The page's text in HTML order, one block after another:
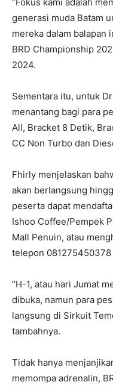
generasi muda Batam
mereka dalam balapan
BRD Championship
2024.
Sementara itu, untuk
menantang bagi para
All, Bracket 8 Detik,
CC Non Turbo dan
Fhirly menjelaskan
akan berlangsung
peserta dapat
Ishoo Coffee/Pempek
Mall Penuin, atau
telepon
“H-1, atau hari Jumat
dibuka, namun para
langsung di Sirkuit
tambahnya.
Tidak hanya
memompa adrenalin,